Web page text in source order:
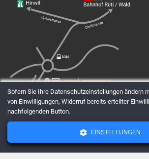
AGBsDatenschutzImpressum
Sofern Sie Ihre Datenschutzeinstellungen ändern
von Einwilligungen, Widerruf bereits erteilter
nachfolgenden Button.
EINSTELLUNGEN